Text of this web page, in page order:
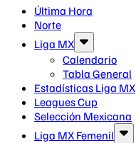
Última Hora
Norte
Liga MX
Calendario
Tabla General
Estadísticas Liga MX
Leagues Cup
Selección Mexicana
Liga MX Femenil